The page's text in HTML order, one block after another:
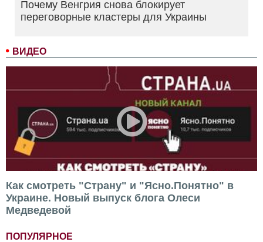
ВИДЕО
Как смотреть "Страну" и "Ясно.Понятно" в
Украине. Новый выпуск блога Олеси
Медведевой
ПОПУЛЯРНОЕ
Почему Венгрия снова блокирует
переговорные кластеры для Украины